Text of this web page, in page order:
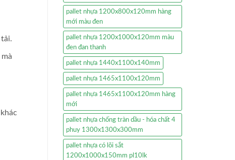
pallet nhựa 1200x800x120mm hàng
mới màu đen
pallet nhựa 1200x1000x120mm màu
đen đan thanh
pallet nhựa 1440x1100x140mm
pallet nhựa 1465x1100x120mm
pallet nhựa 1465x1100x120mm hàng
mới
pallet nhựa chống tràn dầu - hóa chất 4
phuy 1300x1300x300mm
pallet nhựa có lõi sắt
1200x1000x150mm pl10lk